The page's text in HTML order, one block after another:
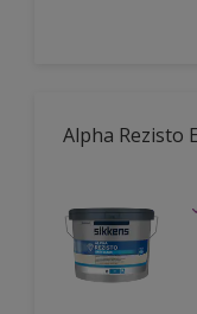
Alpha Rezisto